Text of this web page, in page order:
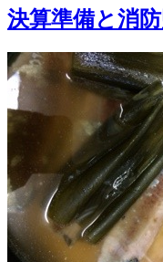
決算準備と消